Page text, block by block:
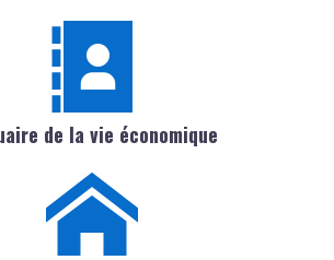
de la vie économique